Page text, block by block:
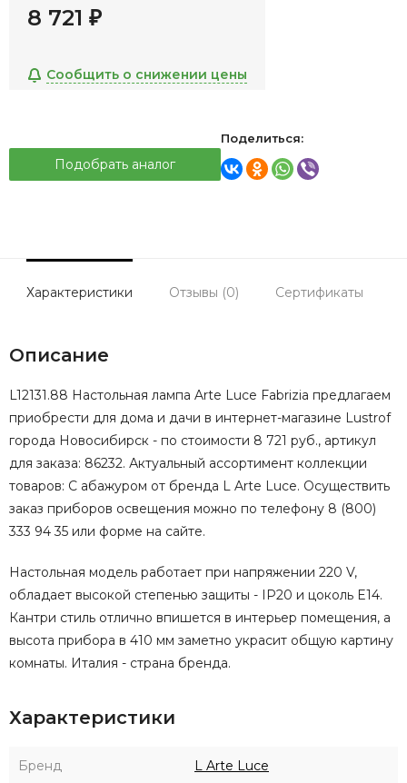
8 721 ₽
Сообщить о снижении цены
Подобрать аналог
Поделиться:
Характеристики Отзывы (0) Сертификаты
Описание
L12131.88 Настольная лампа Arte Luce Fabrizia предлагаем
приобрести для дома и дачи в интернет-магазине Lustrof
города Новосибирск - по стоимости 8 721 руб., артикул
для заказа: 86232. Актуальный ассортимент коллекции
товаров: С абажуром от бренда L Arte Luce. Осуществить
заказ приборов освещения можно по телефону 8 (800)
333 94 35 или форме на сайте.
Настольная модель работает при напряжении 220 V,
обладает высокой степенью защиты - IP20 и цоколь E14.
Кантри стиль отлично впишется в интерьер помещения, а
высота прибора в 410 мм заметно украсит общую картину
комнаты. Италия - страна бренда.
Характеристики
Бренд L Arte Luce